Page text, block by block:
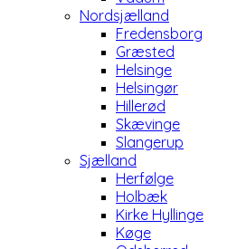
Nordsjælland
Fredensborg
Græsted
Helsinge
Helsingør
Hillerød
Skævinge
Slangerup
Sjælland
Herfølge
Holbæk
Kirke Hyllinge
Køge